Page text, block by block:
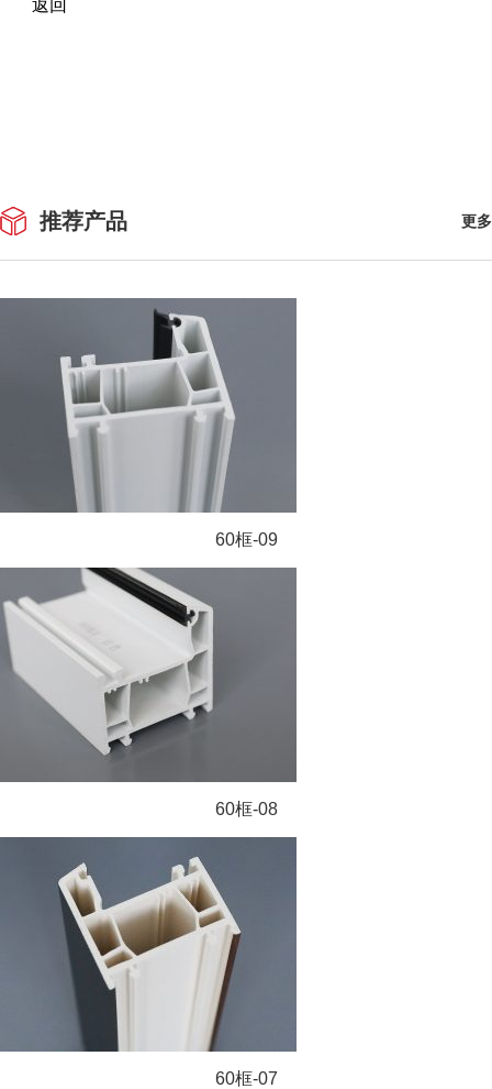
返回
推荐产品 更多
60框-09
60框-08
60框-07